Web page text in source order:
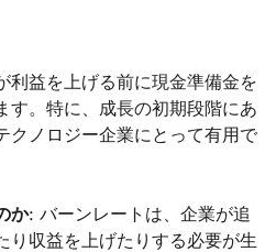
利益を上げる前に現金準備金を
す。特に、成長の初期段階にあ
クノロジー企業にとって有用で
か: バーンレートは、企業が追
り収益を上げたりする必要が生